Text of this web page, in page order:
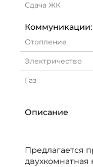
Сдача ЖК
Коммуникации:
Отопление
Электричество
Газ
Описание
Предлагается